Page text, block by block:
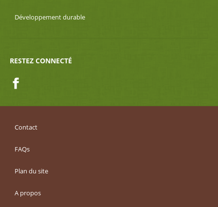
Développement durable
RESTEZ CONNECTÉ
Contact
FAQs
Plan du site
A propos